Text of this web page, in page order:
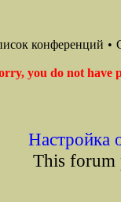
конференций •
you do not have
Настройка
This